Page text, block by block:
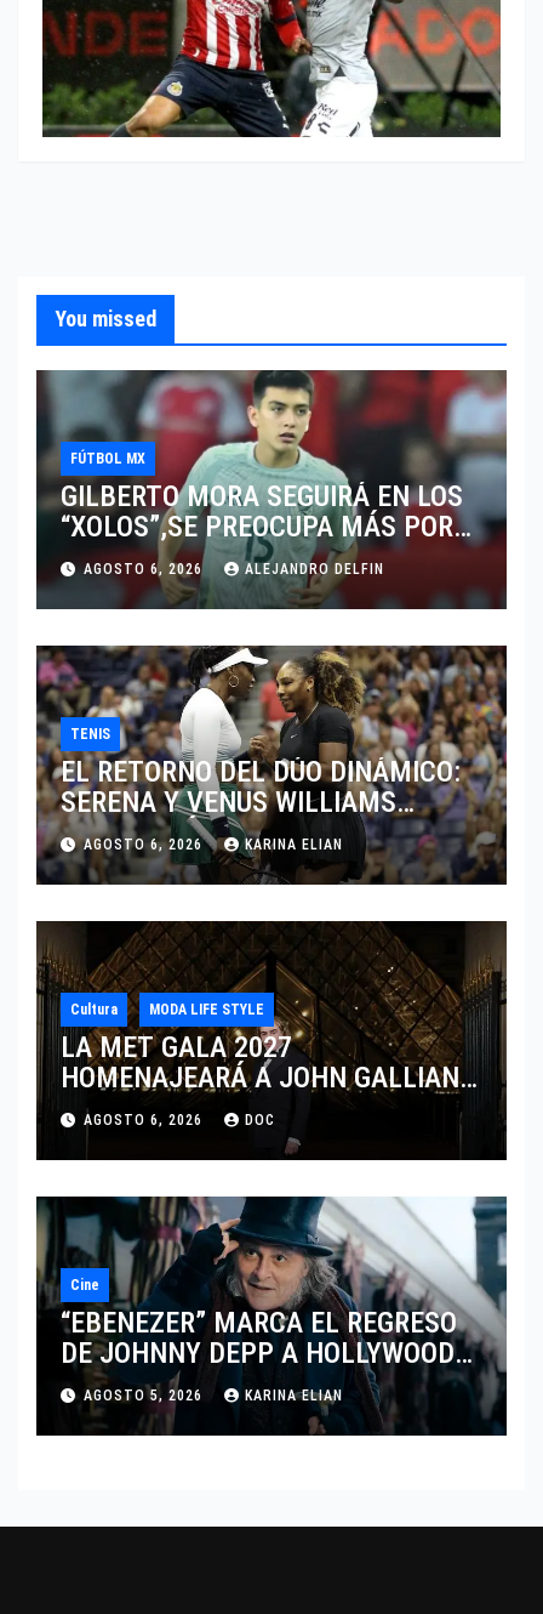
You missed
FÚTBOL MX
GILBERTO MORA SEGUIRÁ EN LOS
“XOLOS”,SE PREOCUPA MÁS POR
JUGAR EN SU EQUIPO.
AGOSTO 6, 2026 ALEJANDRO DELFIN
TENIS
EL RETORNO DEL DÚO DINÁMICO:
SERENA Y VENUS WILLIAMS
DISPUTARÁN LOS DOBLES EN
CINCINNATI 2026
AGOSTO 6, 2026 KARINA ELIAN
Cultura MODA LIFE STYLE
LA MET GALA 2027
HOMENAJEARÁ A JOHN GALLIANO
MARCANDO EL REGRESO DEL REY
DEL DRAMATISMO
AGOSTO 6, 2026 DOC
Cine
“EBENEZER” MARCA EL REGRESO
DE JOHNNY DEPP A HOLLYWOOD
TRAS SU PASO POR EL CINE
INDEPENDIENTE EUROPEO
AGOSTO 5, 2026 KARINA ELIAN